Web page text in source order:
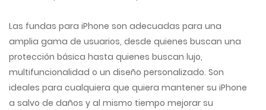
Las fundas para iPhone son adecuadas para una
amplia gama de usuarios, desde quienes buscan una
protección básica hasta quienes buscan lujo,
multifuncionalidad o un diseño personalizado. Son
ideales para cualquiera que quiera mantener su iPhone
a salvo de daños y al mismo tiempo mejorar su